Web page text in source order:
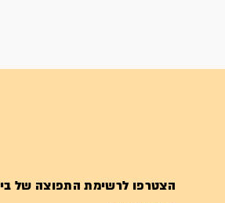
הצטרפו לרשימת התפוצה של